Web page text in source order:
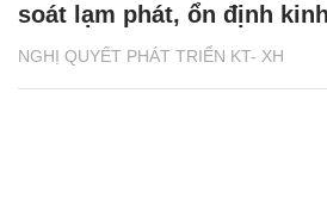
NGHỊ QUYẾT PHÁT TRIỂN KT- XH
soát lạm phát, ổn định